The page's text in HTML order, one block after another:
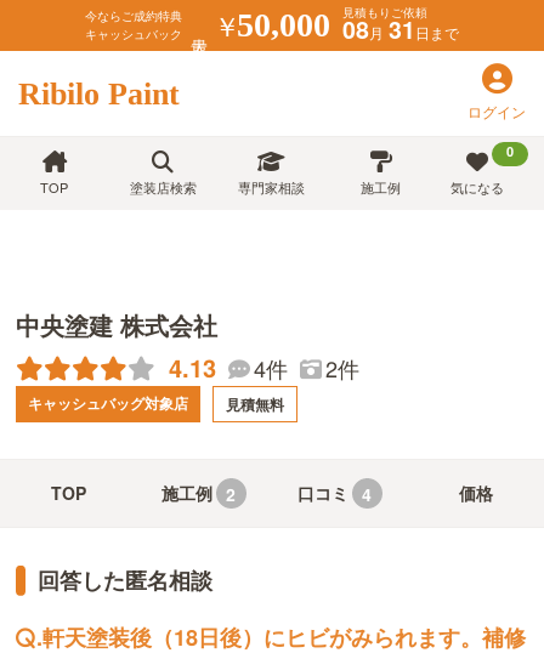
今ならご成約特典
キャッシュバック
￥50,000 見積もりご依頼
08月 31日まで
Ribilo Paint ログイン
TOP 塗装店検索 専門家相談 施工例
0
気になる
中央塗建 株式会社
4.13 4件 2件
キャッシュバッグ対象店 見積無料
TOP 施工例 2 口コミ 4 価格
回答した匿名相談
.軒天塗装後（18日後）にヒビがみられます。補修